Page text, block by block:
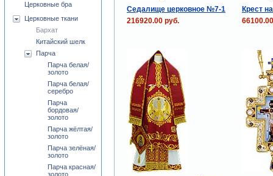
Седалище церковное №7-1
Крест
216920.00 руб.
Церковные бра
Церковные ткани
Бархат
Китайский шелк
Парча
Парча белая/
золото
Парча белая/
серебро
Парча
бордовая/
золото
Парча жёлтая/
золото
Парча зелёная/
золото
Парча красная/
золото